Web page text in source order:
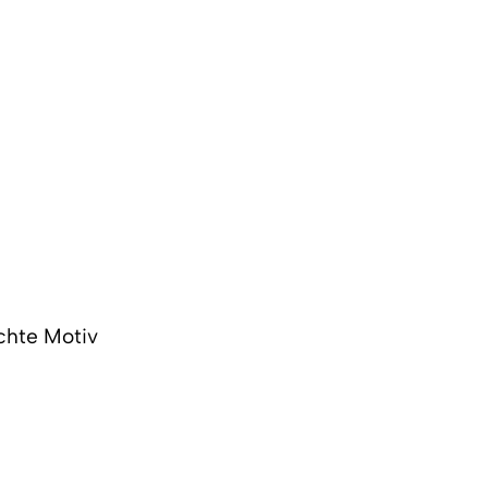
Motiv